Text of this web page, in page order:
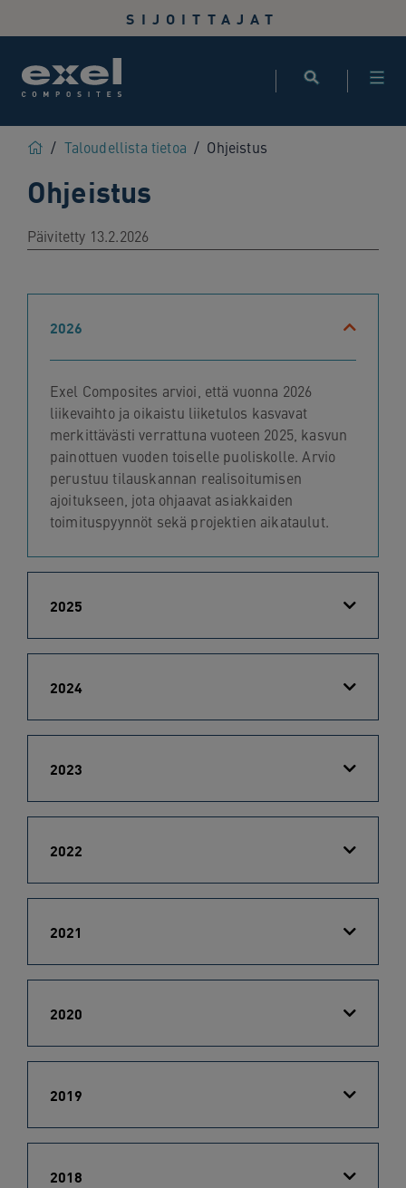
links
navigate
sections
website
navigation
SIJOITTAJAT
Home
/ Taloudellista tietoa / Ohjeistus
Ohjeistus
Päivitetty 13.2.2026
2026
Exel Composites arvioi, että vuonna 2026
liikevaihto ja oikaistu liiketulos kasvavat
merkittävästi verrattuna vuoteen 2025, kasvun
painottuen vuoden toiselle puoliskolle. Arvio
perustuu tilauskannan realisoitumisen
ajoitukseen, jota ohjaavat asiakkaiden
toimituspyynnöt sekä projektien aikataulut.
2025
2024
2023
2022
2021
2020
2019
2018